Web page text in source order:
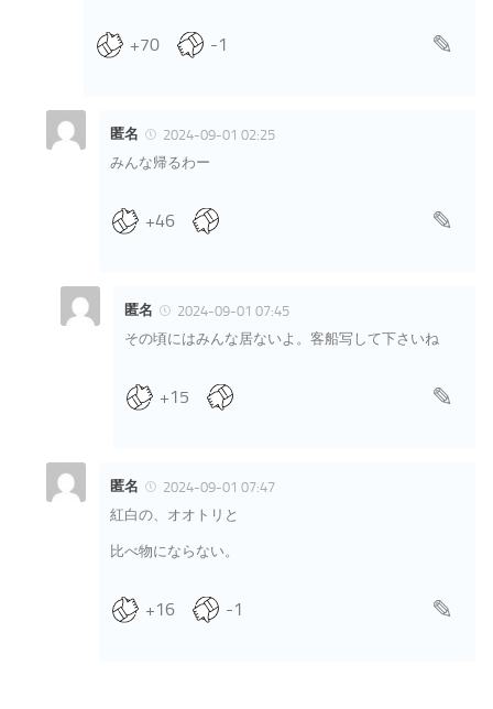
+70 -1
匿名
2024-09-01 02:25
みんな帰るわー
+46
匿名
2024-09-01 07:45
その頃にはみんな居ないよ。客船写して下さいね
+15
匿名
2024-09-01 07:47
紅白の、オオトリと
比べ物にならない。
+16 -1